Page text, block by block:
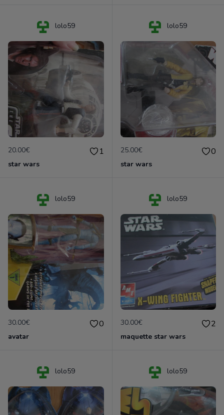
lolo59
20.00€ 1
star wars
lolo59
25.00€ 0
star wars
lolo59
30.00€ 0
avatar
lolo59
30.00€ 2
maquette star wars
lolo59 lolo59